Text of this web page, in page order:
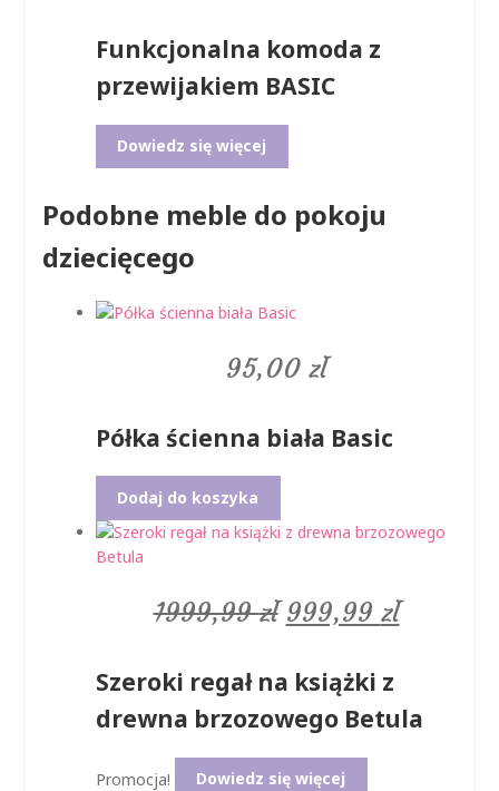
Funkcjonalna komoda z
przewijakiem BASIC
Dowiedz się więcej
Podobne meble do pokoju
dziecięcego
95,00 zł
Półka ścienna biała Basic
Dodaj do koszyka
1999,99zł Pierwotna
wynosiła:
1999,99 zł.
999,99 zł
999,99
Szeroki regał na książki z
drewna brzozowego Betula
Promocja! Dowiedz się więcej